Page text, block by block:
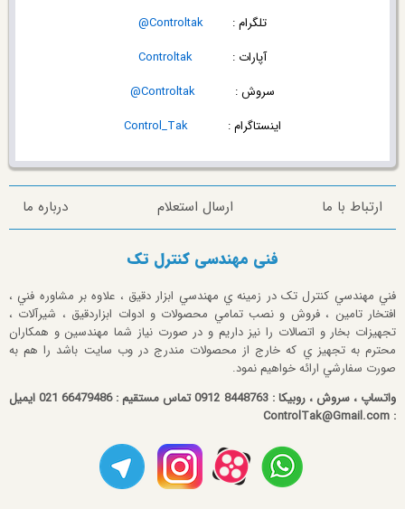
تلگرام : Controltak@
آپارات : Controltak
سروش :
اینستاگرام : Control_Tak
ارتباط با ما ارسال استعلام درباره ما
فنی مهندسی کنترل تک
فني مهندسي کنترل تک در زمينه ي مهندسي ابزار دقيق ، علاوه بر مشاوره فني ،
افتخار تامين ، فروش و نصب تمامي محصولات و ادوات ابزاردقيق ، شيرآلات ،
تجهيزات بخار و اتصالات را نيز داريم و در صورت نياز شما مهندسين و همکاران
محترم به تجهيز ي که خارج از محصولات مندرج در وب سايت باشد را هم به
صورت سفارشي ارائه خواهيم نمود.
واتساپ ، سروش ، روبیکا : 8448763 0912 تماس مستقیم : 66479486 021 ایمیل
: ControlTak@Gmail.com